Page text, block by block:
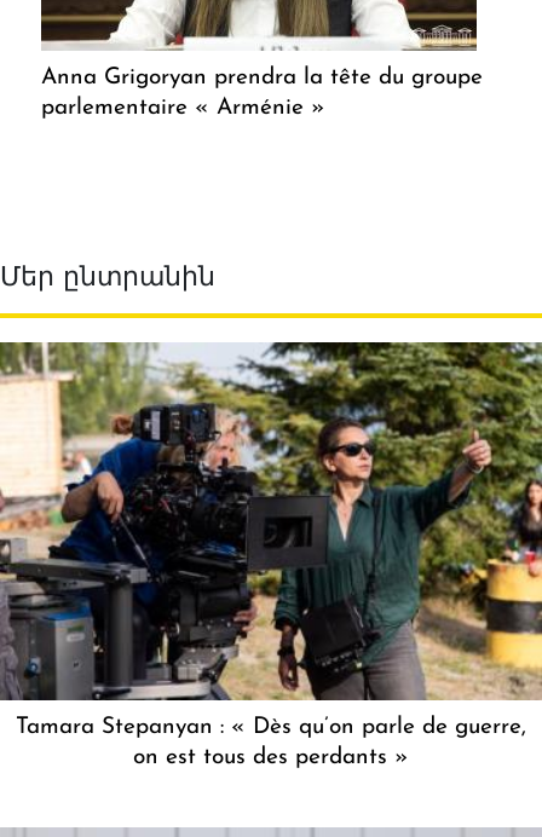
Anna Grigoryan prendra la tête du groupe
parlementaire « Arménie »
Մեր ընտրանին
Tamara Stepanyan : « Dès qu’on parle de guerre,
on est tous des perdants »